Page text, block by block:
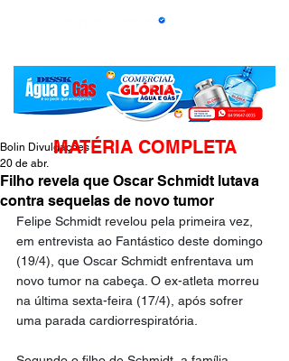
Filho revela que Oscar Schmidt lutava
contra sequelas de novo tumor
Bolin Divulgações
20 de abr.
Felipe Schmidt revelou pela primeira vez,
em entrevista ao Fantástico deste domingo
(19/4), que Oscar Schmidt enfrentava um
novo tumor na cabeça. O ex-atleta morreu
na última sexta-feira (17/4), após sofrer
uma parada cardiorrespiratória.
MATÉRIA COMPLETA